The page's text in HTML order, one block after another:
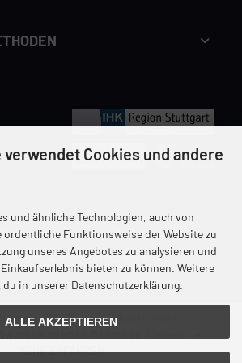
Datenschutz Unsere AGB
Impressum
& Widerrufsformular
dass 12% Deines Einkaufs in die
MEHR ERFAHREN
verwendet Cookies und andere
und ähnliche Technologien, auch von
Funktionsweise der Website zu
unseres Angebotes zu analysieren und
bieten zu können. Weitere
in unserer Datenschutzerklärung.
ALLE AKZEPTIEREN